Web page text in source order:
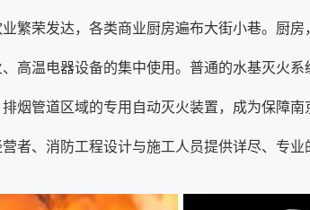
繁荣发达，各类商业厨房遍布大街小巷。厨
高温电器设备的集中使用。普通的水基灭火
烟管道区域的专用自动灭火装置，成为保障
者、消防工程设计与施工人员提供详尽、专业